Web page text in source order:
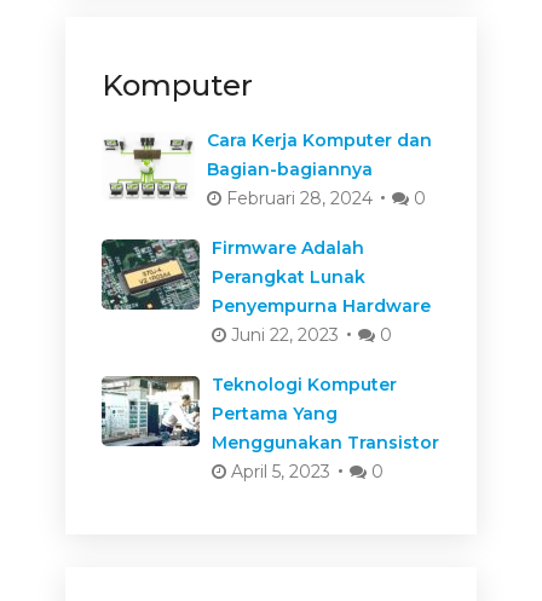
Komputer
Cara Kerja Komputer dan
Bagian-bagiannya
Februari 28, 2024
0
Firmware Adalah
Perangkat Lunak
Penyempurna Hardware
Juni 22, 2023
0
Teknologi Komputer
Pertama Yang
Menggunakan Transistor
April 5, 2023
0